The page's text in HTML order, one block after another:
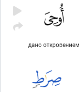
дано откровением